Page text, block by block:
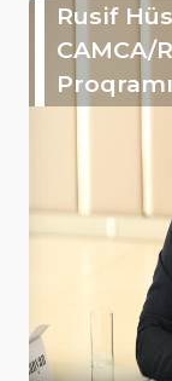
Rusif
CAMCA/